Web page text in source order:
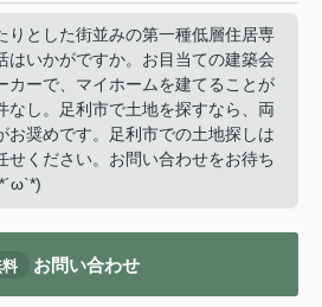
りとした街並みの第一種低層住居専
はいかがですか。お目当ての建築会
カーで、マイホームを建てることが
なし。足利市で土地を探すなら、両
お奨めです。足利市での土地探しは
せください。お問い合わせをお待ち
お問い合わせ